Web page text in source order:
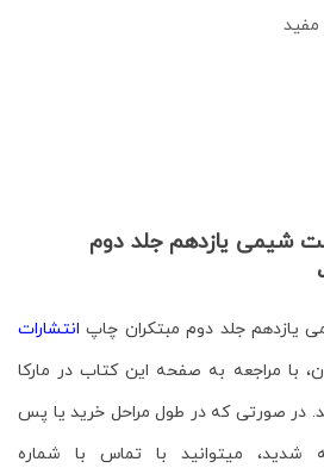
مفید
شیمی یازدهم جلد دوم
جلد دوم مبتکران چاپ انتشارات
با مراجعه به صفحه این کتاب در مارکا
در صورتی که در طول مراحل خرید یا پس
می­توانید با تماس با شماره